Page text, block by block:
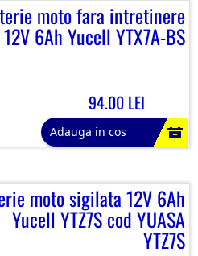
moto fara intretinere
12V 6Ah Yucell YTX7A-BS
94.00 LEI
Adauga in cos
moto sigilata 12V 6Ah
Yucell YTZ7S cod YUASA
YTZ7S